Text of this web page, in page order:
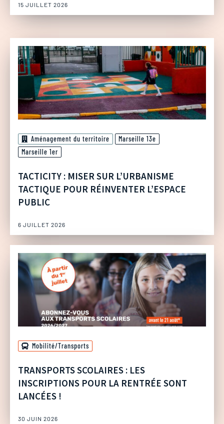
15 JUILLET 2026
Aménagement du territoire
Marseille 13e
Marseille 1er
TACTICITY : MISER SUR L’URBANISME
TACTIQUE POUR RÉINVENTER L’ESPACE
PUBLIC
6 JUILLET 2026
Mobilité/Transports
TRANSPORTS SCOLAIRES : LES
INSCRIPTIONS POUR LA RENTRÉE SONT
LANCÉES !
30 JUIN 2026